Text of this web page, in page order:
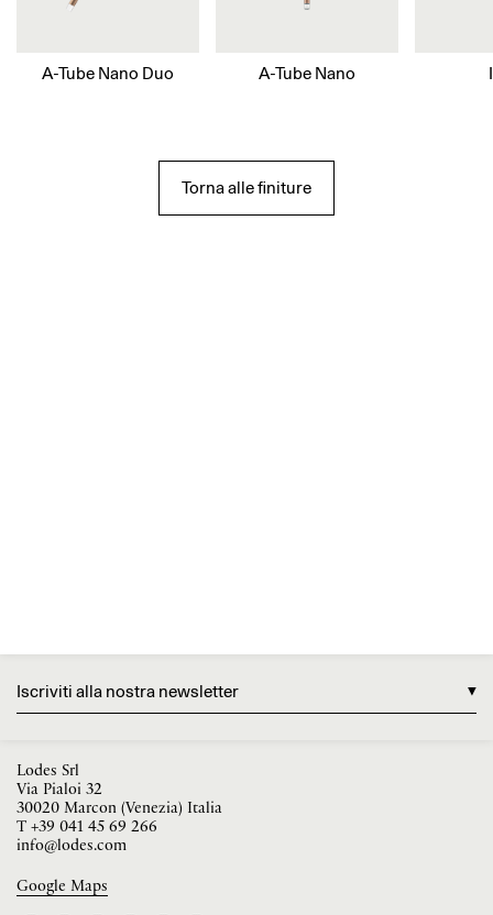
A-Tube Nano Duo A-Tube Nano
Torna alle finiture
Iscriviti alla nostra newsletter
Lodes Srl
Via Pialoi 32
30020 Marcon (Venezia) Italia
T +39 041 45 69 266
info@lodes.com
Google Maps